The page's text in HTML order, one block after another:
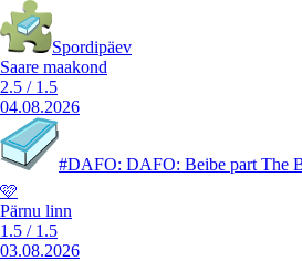
Spordipäev
Saare maakond
2.5 / 1.5
04.08.2026
#DAFO: DAFO: Beibe part The
🩷
Pärnu linn
1.5 / 1.5
03.08.2026